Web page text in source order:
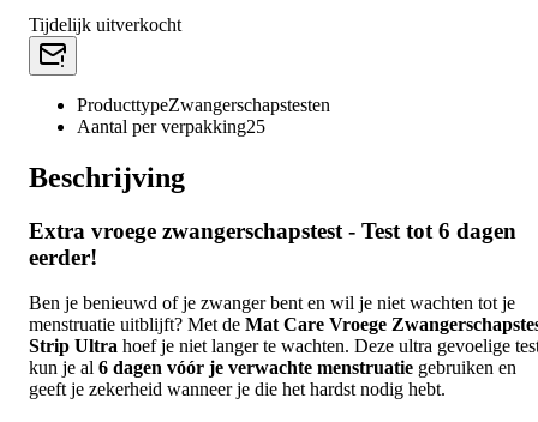
Tijdelijk uitverkocht
ProducttypeZwangerschapstesten
Aantal per verpakking25
Beschrijving
Extra vroege zwangerschapstest - Test tot 6 dagen
eerder!
Ben je benieuwd of je zwanger bent en wil je niet wachten tot je
menstruatie uitblijft? Met de Mat Care Vroege
Strip Ultra hoef je niet langer te wachten. Deze ultra gevoelige
kun je al 6 dagen vóór je verwachte menstruatie gebruiken en
geeft je zekerheid wanneer je die het hardst nodig hebt.